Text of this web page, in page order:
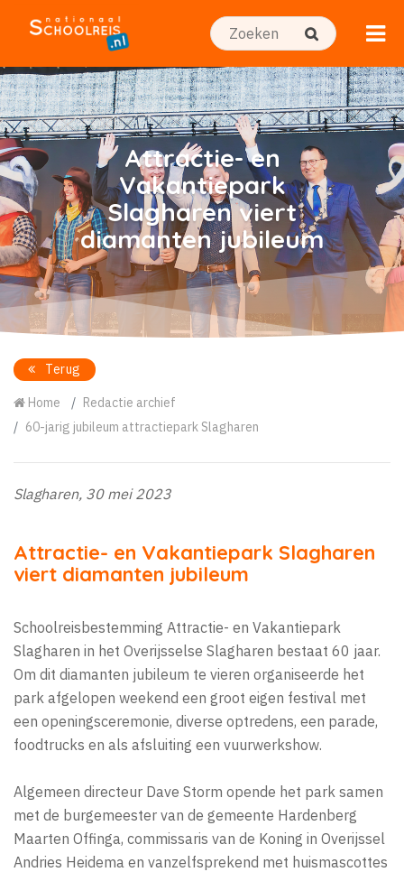
Attractie- en
Vakantiepark
Slagharen viert
diamanten jubileum
Terug
Home
Redactie archief
60-jarig jubileum attractiepark Slagharen
Slagharen, 30 mei 2023
Attractie- en Vakantiepark Slagharen
viert diamanten jubileum
Schoolreisbestemming Attractie- en Vakantiepark
Slagharen in het Overijsselse Slagharen bestaat 60 jaar.
Om dit diamanten jubileum te vieren organiseerde het
park afgelopen weekend een groot eigen festival met
een openingsceremonie, diverse optredens, een parade,
foodtrucks en als afsluiting een vuurwerkshow.
Algemeen directeur Dave Storm opende het park samen
met de burgemeester van de gemeente Hardenberg
Maarten Offinga, commissaris van de Koning in Overijssel
Andries Heidema en vanzelfsprekend met huismascottes